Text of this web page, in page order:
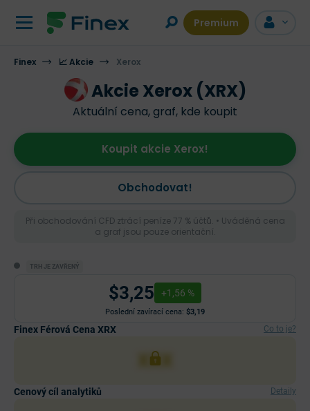
Premium
Finex 📈 Akcie Xerox
Akcie Xerox (XRX)
Aktuální cena, graf, kde koupit
Obchodovat!
Koupit akcie Xerox!
Při obchodování CFD ztrácí peníze 77 % účtů. • Uváděná cena
a graf jsou pouze orientační.
TRH JE ZAVŘENÝ
$3,25 +1,56 %
Poslední zavírací cena: $3,19
Finex Férová Cena XRX Co to je?
XXX
Cenový cíl analytiků Detaily